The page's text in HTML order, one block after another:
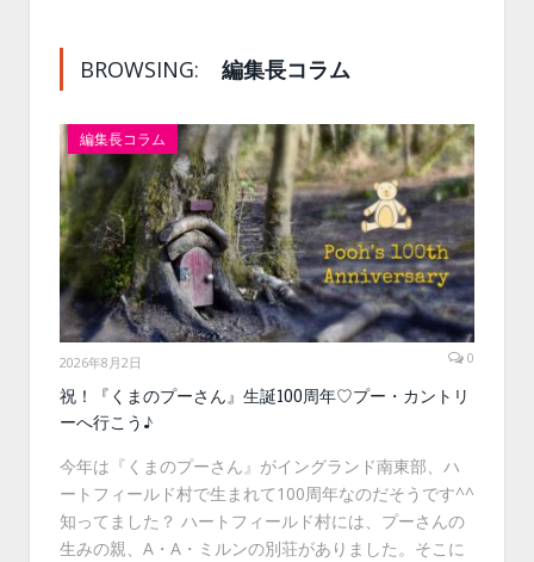
BROWSING: 編集長コラム
編集長コラム
2026年8月2日 0
祝！『くまのプーさん』生誕100周年♡プー・カントリ
ーへ行こう♪
今年は『くまのプーさん』がイングランド南東部、ハ
ートフィールド村で生まれて100周年なのだそうです^^
知ってました？ ハートフィールド村には、プーさんの
生みの親、A・A・ミルンの別荘がありました。そこに